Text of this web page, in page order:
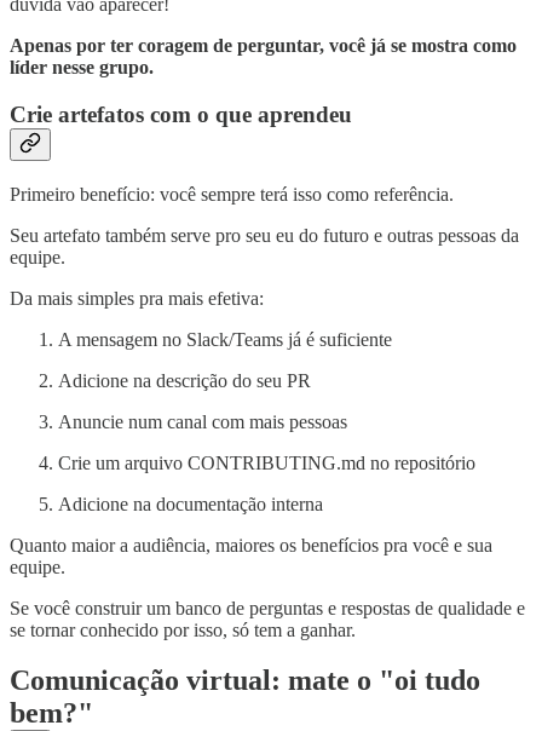
dúvida vão aparecer!
Apenas por ter coragem de perguntar, você já se mostra como
líder nesse grupo.
Crie artefatos com o que aprendeu
Primeiro benefício: você sempre terá isso como referência.
Seu artefato também serve pro seu eu do futuro e outras pessoas da
equipe.
Da mais simples pra mais efetiva:
A mensagem no Slack/Teams já é suficiente
Adicione na descrição do seu PR
Anuncie num canal com mais pessoas
Crie um arquivo CONTRIBUTING.md no repositório
Adicione na documentação interna
Quanto maior a audiência, maiores os benefícios pra você e sua
equipe.
Se você construir um banco de perguntas e respostas de qualidade e
se tornar conhecido por isso, só tem a ganhar.
Comunicação virtual: mate o "oi tudo
bem?"